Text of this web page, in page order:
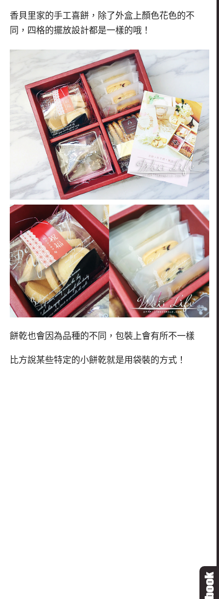
香貝里家的手工喜餅，除了外盒上顏色花色的不
同，四格的擺放設計都是一樣的哦！
餅乾也會因為品種的不同，包裝上會有所不一樣
比方說某些特定的小餅乾就是用袋裝的方式！